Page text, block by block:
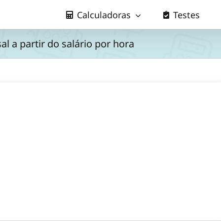
Calculadoras Testes
a partir do salário por hora